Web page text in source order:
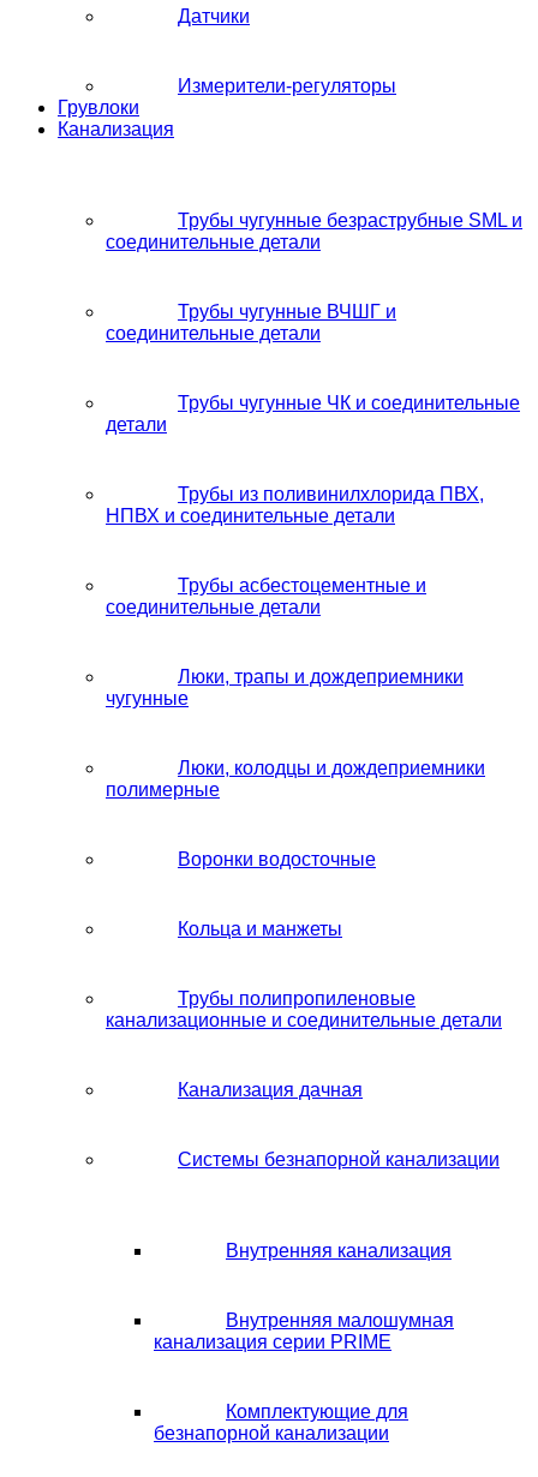
Датчики
Измерители-регуляторы
Грувлоки
Канализация
Трубы чугунные безраструбные SML и
соединительные детали
Трубы чугунные ВЧШГ и
соединительные детали
Трубы чугунные ЧК и соединительные
детали
Трубы из поливинилхлорида ПВХ,
НПВХ и соединительные детали
Трубы асбестоцементные и
соединительные детали
Люки, трапы и дождеприемники
чугунные
Люки, колодцы и дождеприемники
полимерные
Воронки водосточные
Кольца и манжеты
Трубы полипропиленовые
канализационные и соединительные детали
Канализация дачная
Системы безнапорной канализации
Внутренняя канализация
Внутренняя малошумная
канализация серии PRIME
Комплектующие для
безнапорной канализации